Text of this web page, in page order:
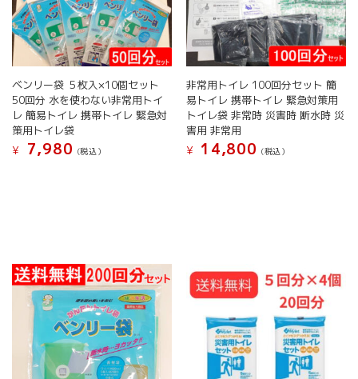
リ
エ
ー
シ
ョ
ン
が
あ
ま
は
商
リ
エ
ー
ョ
ン
が
あ
ま
は
商
品
ベンリー袋 ５枚入×10個セット
50回分 水を使わない非常用トイ
レ 簡易トイレ 携帯トイレ 緊急対
策用トイレ袋
¥
7,980 (税込）
非常用トイレ 100回分セット 簡
易トイレ 携帯トイレ 緊急対策用
トイレ袋 非常時 災害時 断水時 災
害用 非常用
¥
14,800 (税込）